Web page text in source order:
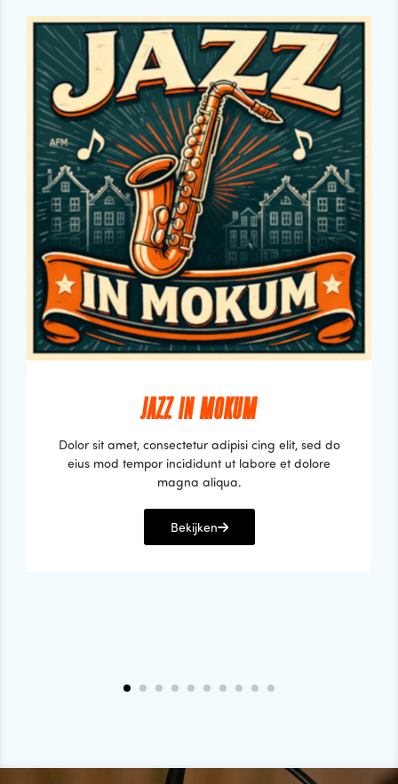
JAZZ IN MOKUM
Dolor sit amet, consectetur adipisi cing elit, sed do
eius mod tempor incididunt ut labore et dolore
magna aliqua.
Bekijken